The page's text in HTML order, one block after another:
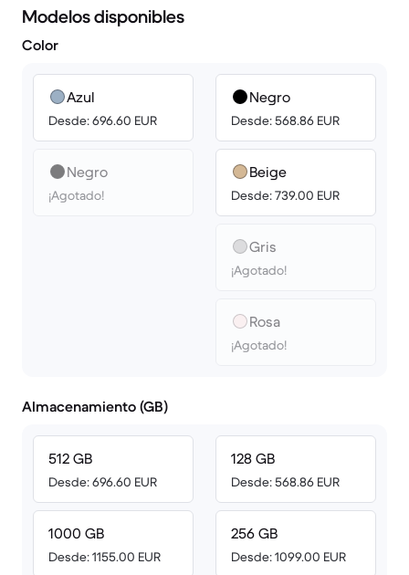
Modelos disponibles
Color
Azul
Desde: 696.60 EUR
Negro
¡Agotado!
Negro
Desde: 568.86 EUR
Beige
Desde: 739.00 EUR
Gris
¡Agotado!
Rosa
¡Agotado!
Almacenamiento (GB)
512 GB
Desde: 696.60 EUR
1000 GB
Desde: 1155.00 EUR
128 GB
Desde: 568.86 EUR
256 GB
Desde: 1099.00 EUR